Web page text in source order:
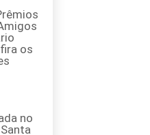
os
no